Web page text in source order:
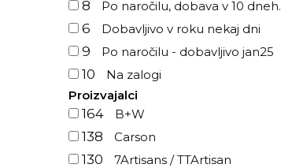
8 Po naročilu, dobava v 10 dneh.
6 Dobavljivo v roku nekaj dni
9 Po naročilu - dobavljivo jan25
10
Na zalogi
Proizvajalci
164 B+W
138 Carson
130 7Artisans / TTArtisan